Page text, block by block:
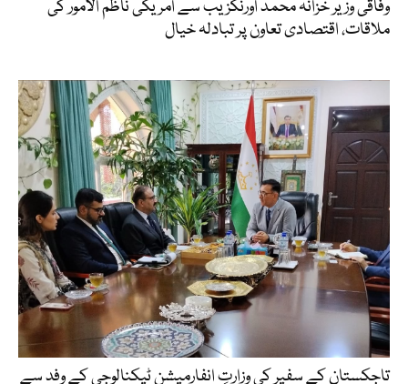
وفاقی وزیر خزانہ محمد اورنگزیب سے امریکی ناظم الامور کی
ملاقات، اقتصادی تعاون پر تبادلہ خیال
تاجکستان کے سفیر کی وزارتِ انفارمیشن ٹیکنالوجی کے وفد سے